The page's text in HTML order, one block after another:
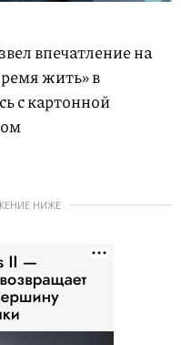
впечатление на
жить» в
с картонной
НИЖЕ